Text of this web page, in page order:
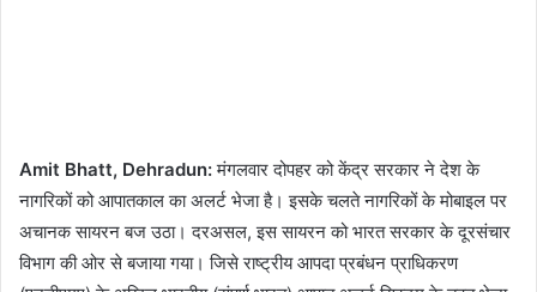
Amit Bhatt, Dehradun:मंगलवार दोपहर को केंद्र सरकार ने देश के
नागरिकों को आपातकाल का अलर्ट भेजा है। इसके चलते नागरिकों के मोबाइल पर
अचानक सायरन बज उठा। दरअसल, इस सायरन को भारत सरकार के दूरसंचार
विभाग की ओर से बजाया गया। जिसे राष्ट्रीय आपदा प्रबंधन प्राधिकरण